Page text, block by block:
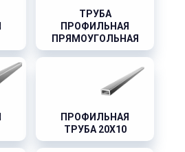
ТРУБА
ПРОФИЛЬНАЯ
ПРЯМОУГОЛЬНАЯ
ПРОФИЛЬНАЯ
ТРУБА 20X10